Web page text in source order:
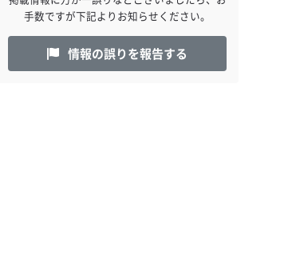
手数ですが下記よりお知らせください。
情報の誤りを報告する